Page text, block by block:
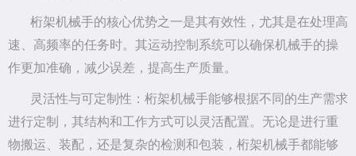
桁架机械手的核心优势之一是其有效性，尤其是在处理高
速、高频率的任务时。其运动控制系统可以确保机械手的操
作更加准确，减少误差，提高生产质量。
灵活性与可定制性：桁架机械手能够根据不同的生产需求
进行定制，其结构和工作方式可以灵活配置。无论是进行重
物搬运、装配，还是复杂的检测和包装，桁架机械手都能够